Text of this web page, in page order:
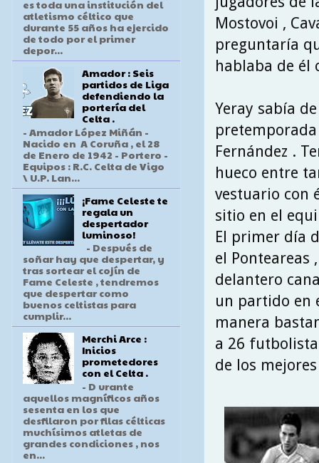
Mostovoi ,
preguntaría
hablaba de él
Yeray sabía
Fernández .
hueco entre
vestuario con
sitio en el
El primer día
el Ponteareas
delantero
un partido en
manera
a 26
de los
es toda una institución del
atletismo céltico que
durante 55 años ha ejercido
de todo por el primer
depor...
Amador : Seis
partidos de Liga
defendiendo la
portería del
Celta .
- Amador López Miñán -
Nacido en A Coruña , el 28
de Enero de 1942 - Portero -
Equipos : R.C. Celta de Vigo
\ U.P. Lan...
¡Fame Celeste te
regala un
despertador
luminoso!
- Después de
soñar hay que despertar, y
tras sortear el cojín de
Fame Celeste , tendremos
que despertar como
buenos celtistas para
cumplir...
Merchi Arce :
Inicios
prometedores
con el Celta .
- D urante
aquellos magníficos años
sesenta en los que
desfilaron por filas célticas
muchísimos atletas de
grandes condiciones , nos
en...